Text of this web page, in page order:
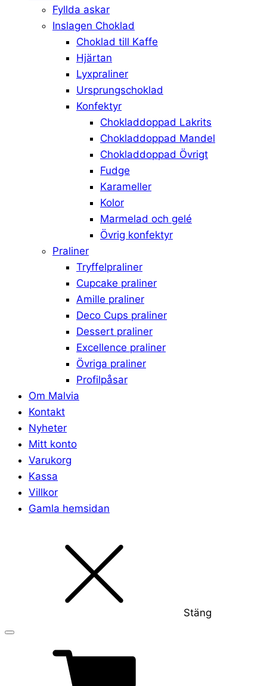
Fyllda askar
Inslagen Choklad
Choklad till Kaffe
Hjärtan
Lyxpraliner
Ursprungschoklad
Konfektyr
Chokladdoppad Lakrits
Chokladdoppad Mandel
Chokladdoppad Övrigt
Fudge
Karameller
Kolor
Marmelad och gelé
Övrig konfektyr
Praliner
Tryffelpraliner
Cupcake praliner
Amille praliner
Deco Cups praliner
Dessert praliner
Excellence praliner
Övriga praliner
Profilpåsar
Om Malvia
Kontakt
Nyheter
Mitt konto
Varukorg
Kassa
Villkor
Gamla hemsidan
Stäng